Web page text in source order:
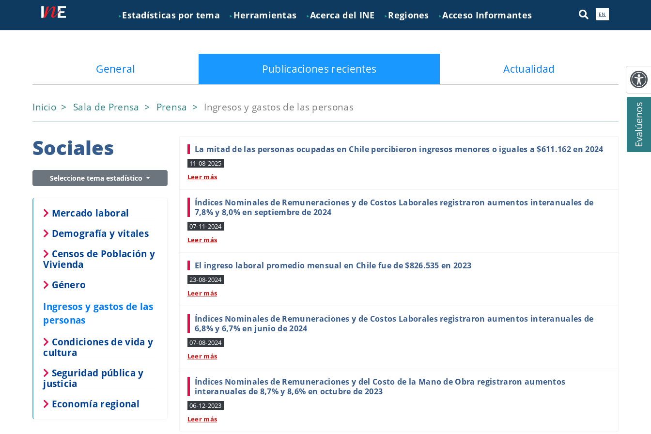
► Estadísticas por tema ► Herramientas ►Acerca del INE ► Regiones ►Acceso Informantes EN
Evalúenos
General Publicaciones recientes Actualidad
Inicio Sala de Prensa Prensa Ingresos y gastos de las personas
Sociales
Seleccione tema estadístico
Mercado laboral
Demografía y vitales
Censos de Población y
Vivienda
Género
Ingresos y gastos de las
personas
Condiciones de vida y
cultura
Seguridad pública y
justicia
Economía regional
La mitad de las personas ocupadas en Chile percibieron ingresos menores o iguales a $611.162 en 2024
11-08-2025
Leer más
Índices Nominales de Remuneraciones y de Costos Laborales registraron aumentos interanuales de
7,8% y 8,0% en septiembre de 2024
07-11-2024
Leer más
El ingreso laboral promedio mensual en Chile fue de $826.535 en 2023
23-08-2024
Leer más
Índices Nominales de Remuneraciones y de Costos Laborales registraron aumentos interanuales de
6,8% y 6,7% en junio de 2024
07-08-2024
Leer más
Índices Nominales de Remuneraciones y del Costo de la Mano de Obra registraron aumentos
interanuales de 8,7% y 8,6% en octubre de 2023
06-12-2023
Leer más